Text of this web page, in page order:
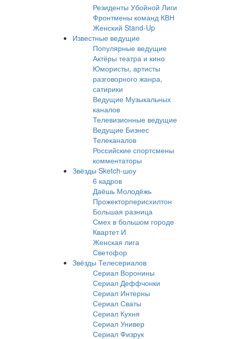
Резиденты Убойной Лиги
Фронтмены команд КВН
Женский Stand-Up
Известные ведущие
Популярные ведущие
Актёры театра и кино
Юмористы, артисты
разговорного жанра,
сатирики
Ведущие Музыкальных
каналов
Телевизионные ведущие
Ведущие Бизнес
Телеканалов
Российские спортсмены
комментаторы
Звёзды Sketch-шоу
6 кадров
Даёшь Молодёжь
Прожекторперисхилтон
Большая разница
Смех в большом городе
Квартет И
Женская лига
Светофор
Звёзды Телесериалов
Сериал Воронины
Сериал Деффчонки
Сериал Интерны
Сериал Сваты
Сериал Кухня
Сериал Универ
Сериал Физрук